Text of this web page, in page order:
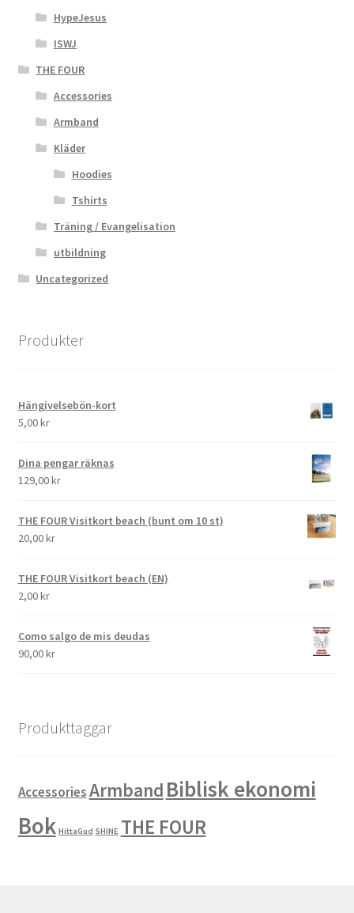
HypeJesus
ISWJ
THE FOUR
Accessories
Armband
Kläder
Hoodies
Tshirts
Träning / Evangelisation
utbildning
Uncategorized
Produkter
Hängivelsebön-kort
5,00kr
Dina pengar räknas
129,00kr
THE FOUR Visitkort beach (bunt om 10 st)
20,00kr
THE FOUR Visitkort beach (EN)
2,00kr
Como salgo de mis deudas
90,00kr
Produkttaggar
AccessoriesArmband Biblisk ekonomi
Bok HittaGud SHINE THE FOUR